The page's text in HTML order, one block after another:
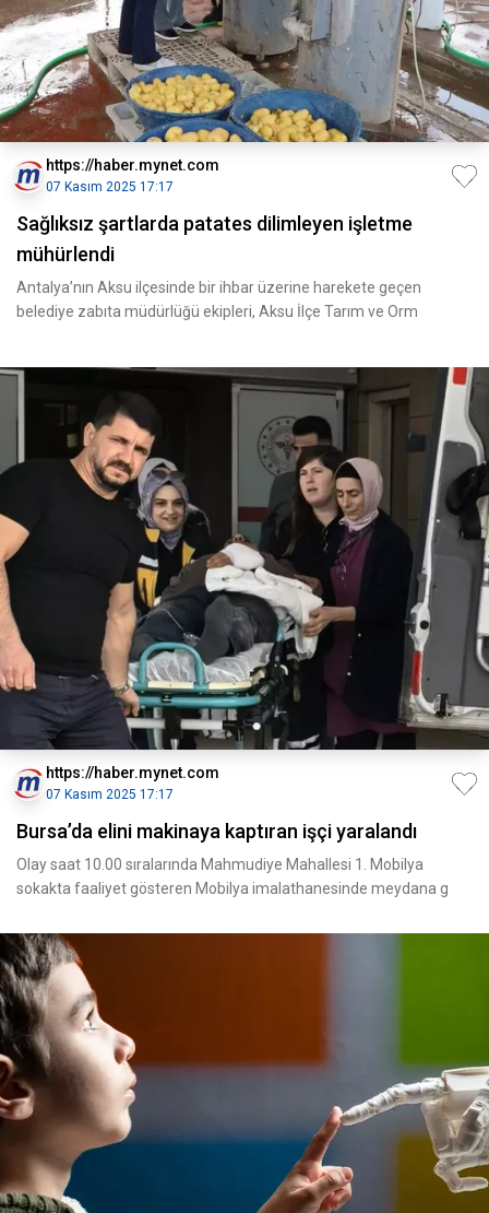
https://haber.mynet.com
07 Kasım 2025 17:17
Sağlıksız şartlarda patates dilimleyen işletme
mühürlendi
Antalya’nın Aksu ilçesinde bir ihbar üzerine harekete geçen
belediye zabıta müdürlüğü ekipleri, Aksu İlçe Tarım ve Orm
https://haber.mynet.com
07 Kasım 2025 17:17
Bursa’da elini makinaya kaptıran işçi yaralandı
Olay saat 10.00 sıralarında Mahmudiye Mahallesi 1. Mobilya
sokakta faaliyet gösteren Mobilya imalathanesinde meydana g